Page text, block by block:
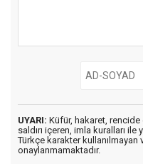
UYARI: Küfür, hakaret,
saldırı içeren, imla kuralları ile
Türkçe karakter kullanılmayan
onaylanmamaktadır.